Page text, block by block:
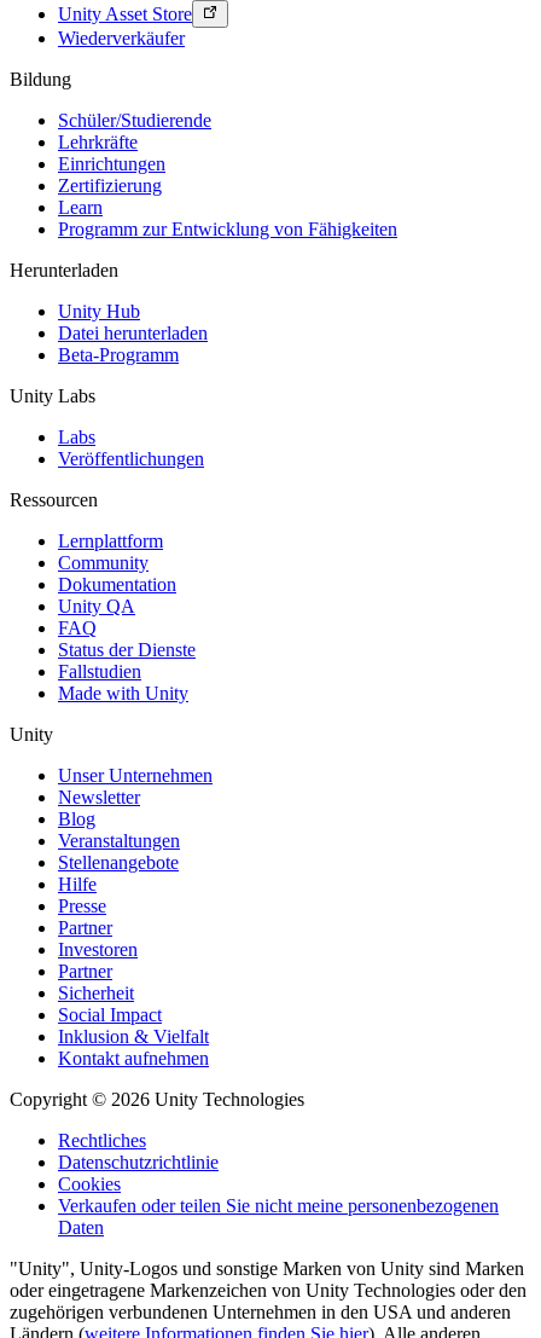
Unity Asset Store
Wiederverkäufer
Bildung
Schüler/Studierende
Lehrkräfte
Einrichtungen
Zertifizierung
Learn
Programm zur Entwicklung von Fähigkeiten
Herunterladen
Unity Hub
Datei herunterladen
Beta-Programm
Unity Labs
Labs
Veröffentlichungen
Ressourcen
Lernplattform
Community
Dokumentation
Unity QA
FAQ
Status der Dienste
Fallstudien
Made with Unity
Unity
Unser Unternehmen
Newsletter
Blog
Veranstaltungen
Stellenangebote
Hilfe
Presse
Partner
Investoren
Partner
Sicherheit
Social Impact
Inklusion & Vielfalt
Kontakt aufnehmen
Copyright © 2026 Unity Technologies
Rechtliches
Datenschutzrichtlinie
Cookies
Verkaufen oder teilen Sie nicht meine personenbezogenen
Daten
"Unity", Unity-Logos und sonstige Marken von Unity sind Marken
oder eingetragene Markenzeichen von Unity Technologies oder den
zugehörigen verbundenen Unternehmen in den USA und anderen
Ländern (weitere Informationen finden Sie hier). Alle anderen